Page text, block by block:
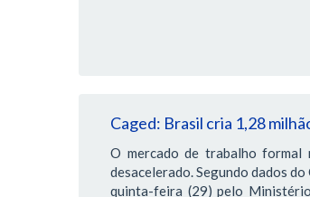
Caged: Brasil cria 1,28
O mercado de trabalho
desacelerado. Segundo dados
quinta-feira (29) pelo